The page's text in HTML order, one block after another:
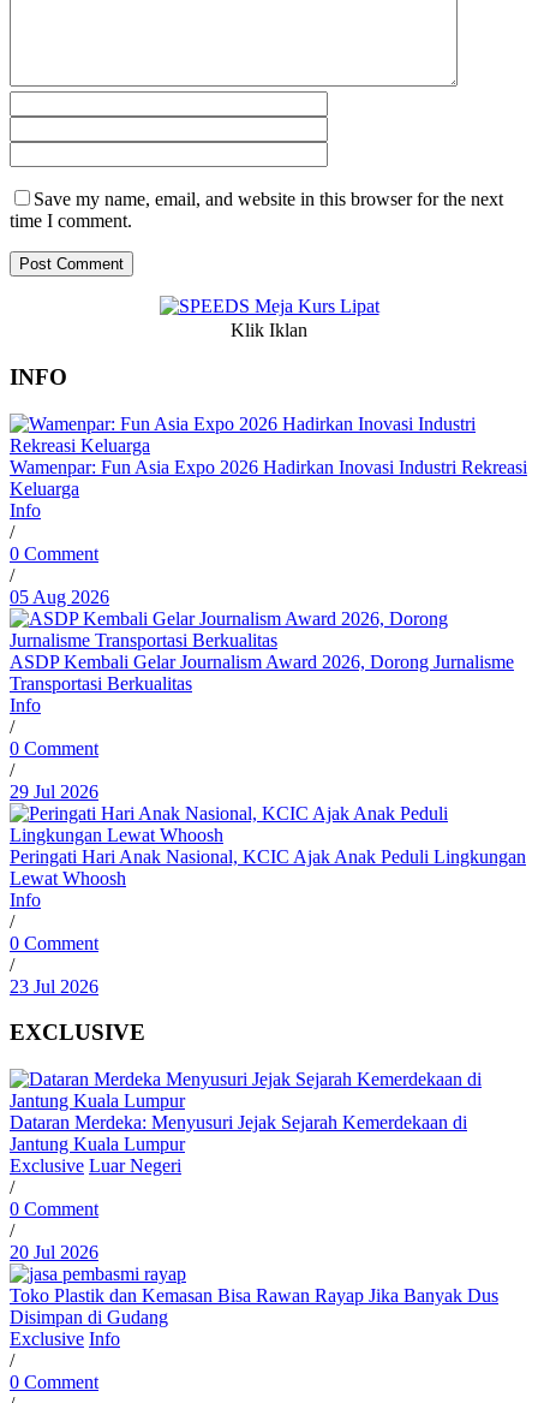
Save my name, email, and website in this browser for the next
time I comment.
Klik Iklan
INFO
Wamenpar: Fun Asia Expo 2026 Hadirkan Inovasi Industri Rekreasi
Keluarga
Info
/
0 Comment
/
05 Aug 2026
ASDP Kembali Gelar Journalism Award 2026, Dorong Jurnalisme
Transportasi Berkualitas
Info
/
0 Comment
/
29 Jul 2026
Peringati Hari Anak Nasional, KCIC Ajak Anak Peduli Lingkungan
Lewat Whoosh
Info
/
0 Comment
/
23 Jul 2026
EXCLUSIVE
Dataran Merdeka: Menyusuri Jejak Sejarah Kemerdekaan di
Jantung Kuala Lumpur
Exclusive Luar Negeri
/
0 Comment
/
20 Jul 2026
Toko Plastik dan Kemasan Bisa Rawan Rayap Jika Banyak Dus
Disimpan di Gudang
Exclusive Info
/
0 Comment